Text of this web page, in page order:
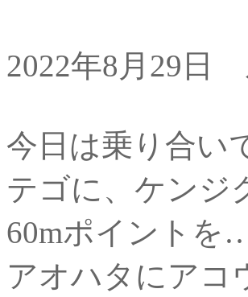
2022年8月29日
今日は乗り合い
テゴに、ケンジ
60mポイントを
アオハタにア